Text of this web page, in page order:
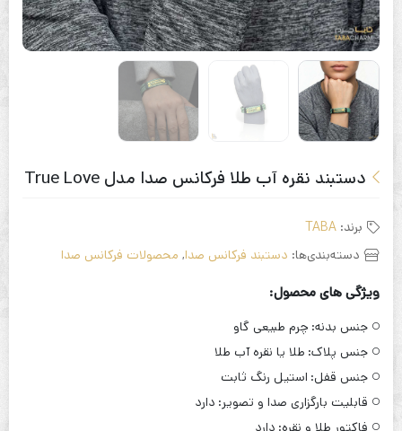
دستبند نقره آب طلا فرکانس صدا مدل True Love
برند: TABA
دسته‌بندی‌ها: دستبند فرکانس صدا, محصولات فرکانس صدا
ویژگی های محصول:
جنس بدنه: چرم طبیعی گاو
جنس پلاک: طلا یا نقره آب طلا
جنس قفل: استیل رنگ ثابت
قابلیت بارگزاری صدا و تصویر: دارد
فاکتور طلا و نقره: دارد